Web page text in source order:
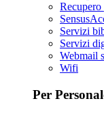
Recupero
Servizi
Servizi
Webmail
Wifi
Per